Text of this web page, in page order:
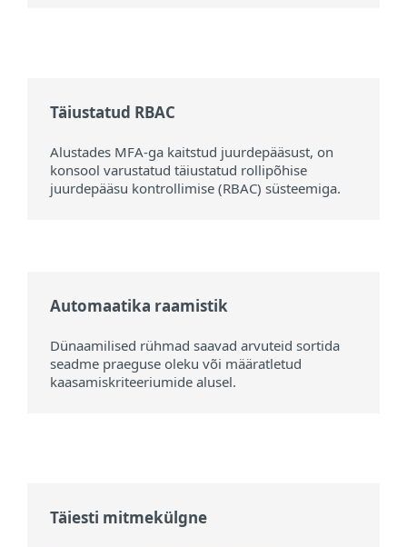
Täiustatud RBAC
Alustades MFA-ga kaitstud juurdepääsust, on
konsool varustatud täiustatud rollipõhise
juurdepääsu kontrollimise (RBAC) süsteemiga.
Automaatika raamistik
Dünaamilised rühmad saavad arvuteid sortida
seadme praeguse oleku või määratletud
kaasamiskriteeriumide alusel.
Täiesti mitmekülgne